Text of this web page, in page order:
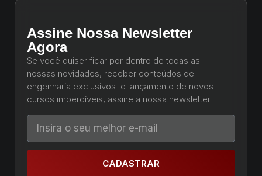
Assine Nossa Newsletter
Agora
Se você quiser ficar por dentro de todas as
nossas novidades, receber conteúdos de
engenharia exclusivos e lançamento de novos
cursos imperdíveis, assine a nossa newsletter.
CADASTRAR